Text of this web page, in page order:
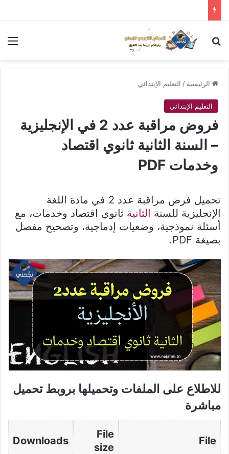
بحث عن
الرئيسية / التعليم الإبتدائي
التعليم الإبتدائي
فروض مراقبة عدد 2 في الإنجليزية
– السنة الثانية ثانوي اقتصاد
وخدمات PDF
تحميل فرض مراقبة عدد 2 في مادة اللغة
الإنجليزية للسنة الثانية ثانوي اقتصاد وخدمات، مع
أسئلة نموذجية، وضعيات إدماجية، وتصحيح مفصل
بصيغة PDF.
للاطلاع على الملفات وتحميلها بروبط تحميل
مباشرة
File
File
size
Downloads